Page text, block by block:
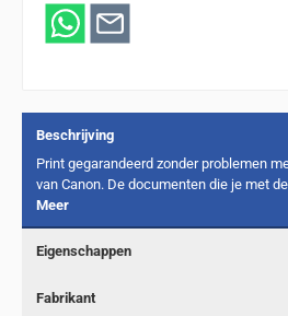
Beschrijving
Print gegarandeerd zonder problemen
van Canon. De documenten die je met
Meer
Eigenschappen
Fabrikant